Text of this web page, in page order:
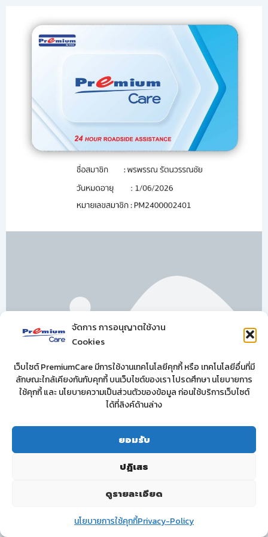
จัดการ การอนุญาตใช้งาน
Cookies
เว็บไซต์ PremiumCare มีการใช้งานเทคโนโลยีคุกกี้ หรือ เทคโนโลยีอื่นที่มี
ลักษณะใกล้เคียงกันกับคุกกี้ บนเว็บไซต์ของเรา โปรดศึกษา นโยบายการ
ใช้คุกกี้ และ นโยบายความเป็นส่วนตัวของข้อมูล ก่อนใช้บริการเว็บไซต์
ได้ที่ลิงค์ด้านล่าง
ยอมรับ
ปฏิเสธ
ดูรายละเอียด
นโยบายการใช้คุกกี้Privacy-Policy